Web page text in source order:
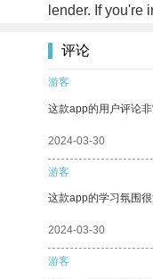
lender. If you're
评论
游客
这款app的用户评论
2024-03-30
游客
这款app的学习氛围
2024-03-30
游客